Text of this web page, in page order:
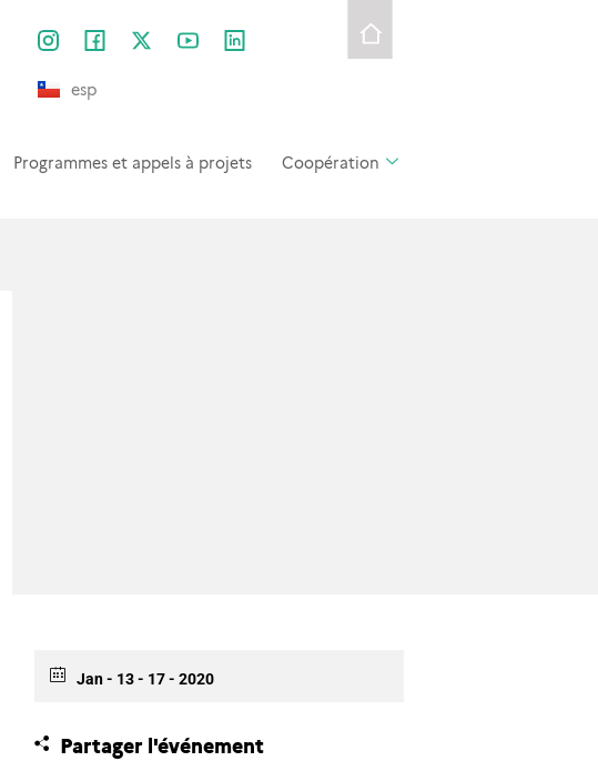
esp
Programmes et appels à projets Coopération
Jan - 13 - 17 - 2020
Partager l'événement